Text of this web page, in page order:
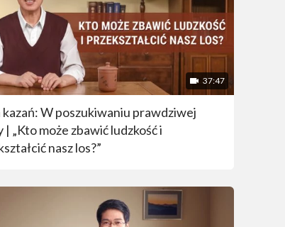
37:47
kazań: W poszukiwaniu prawdziwej
| „Kto może zbawić ludzkość i
nasz los?”